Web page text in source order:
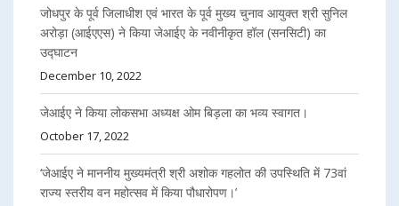
जोधपुर के पूर्व जिलाधीश एवं भारत के पूर्व मुख्य चुनाव आयुक्त श्री सुनिल
अरोड़ा (आईएएस) ने किया जेआईए के नवीनीकृत हॉल (सनसिटी) का
उद्घाटन
December 10, 2022
जेआईए ने किया लोकसभा अध्यक्ष ओम बिड़ला का भव्य स्वागत।
October 17, 2022
‘जेआईए ने माननीय मुख्यमंत्री श्री अशोक गहलोत की उपस्थिति में 73वां
राज्य स्तरीय वन महोत्सव में किया पौधारोपण।’